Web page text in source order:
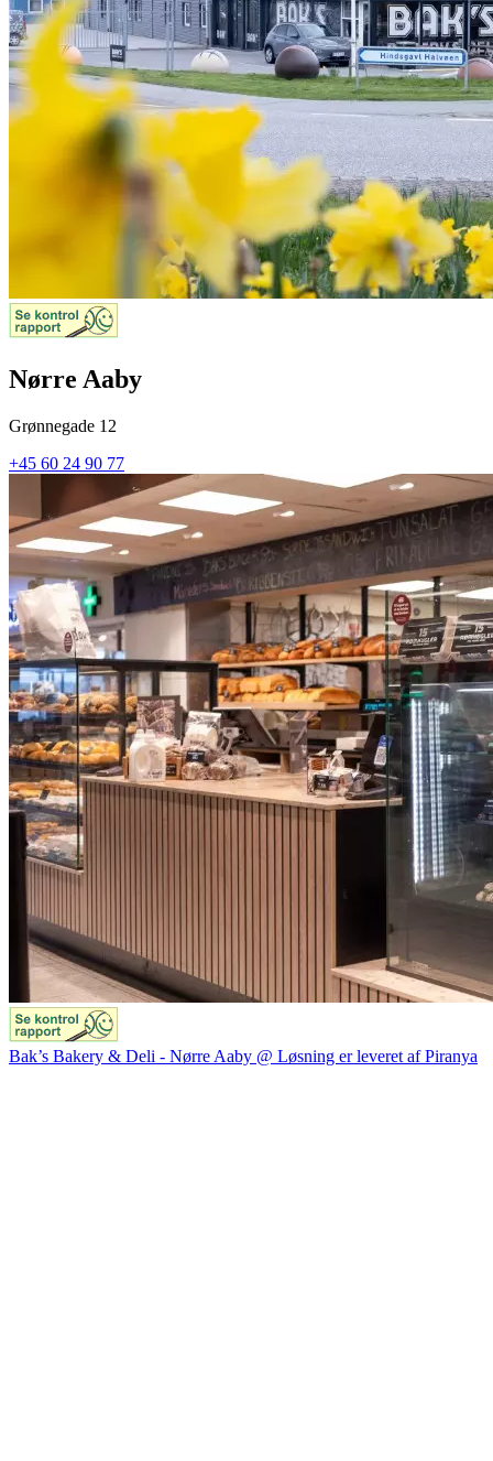
Nørre Aaby
Grønnegade 12
+45 60 24 90 77
Bak’s Bakery & Deli - Nørre Aaby @ Løsning er leveret af Piranya